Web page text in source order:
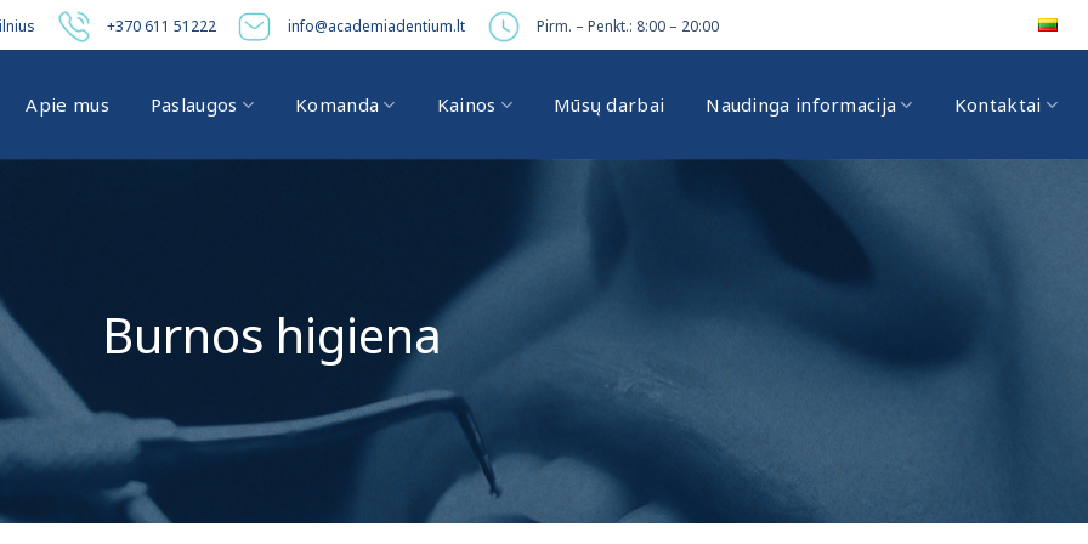
+370 611 51222 info@academiadentium.lt Pirm. – Penkt.: 8:00 – 20:00
Apie mus Paslaugos Komanda Kainos Mūsų darbai Naudinga informacija Kontaktai
Burnos higiena